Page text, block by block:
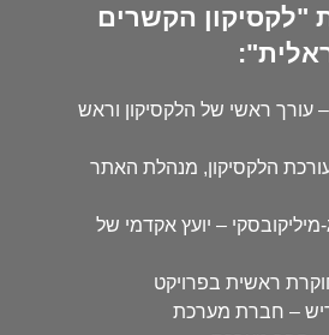
"לקסיקון הקשרים
– עורך ראשי של הלקסיקון וראש
הלקסיקון, מנהלת האתר
מיליקובסקי – יועץ אקדמי של
ראשית בפרויקט
– חברת מערכת